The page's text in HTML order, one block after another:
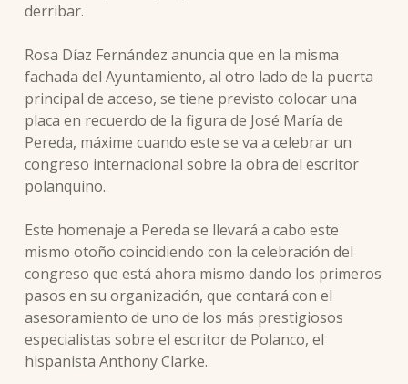
derribar.
Rosa Díaz Fernández anuncia que en la misma
fachada del Ayuntamiento, al otro lado de la puerta
principal de acceso, se tiene previsto colocar una
placa en recuerdo de la figura de José María de
Pereda, máxime cuando este se va a celebrar un
congreso internacional sobre la obra del escritor
polanquino.
Este homenaje a Pereda se llevará a cabo este
mismo otoño coincidiendo con la celebración del
congreso que está ahora mismo dando los primeros
pasos en su organización, que contará con el
asesoramiento de uno de los más prestigiosos
especialistas sobre el escritor de Polanco, el
hispanista Anthony Clarke.